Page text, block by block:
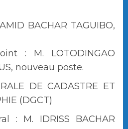
BACHAR TAGUIBO,
: M. LOTODINGAO
nouveau poste.
DE CADASTRE ET
(DGCT)
: M. IDRISS BACHAR